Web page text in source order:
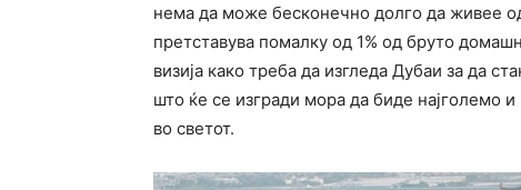
нема да може бесконечно долго да живее
претставува помалку од 1% од бруто
визија како треба да изгледа Дубаи за да
што ќе се изгради мора да биде најголемо
во светот.